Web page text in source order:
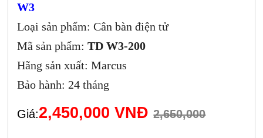
W3
Loại sản phẩm: Cân bàn điện tử
Mã sản phẩm:TD W3-200
Hãng sản xuất: Marcus
Bảo hành: 24 tháng
Giá:2,450,000 VNĐ2,650,000